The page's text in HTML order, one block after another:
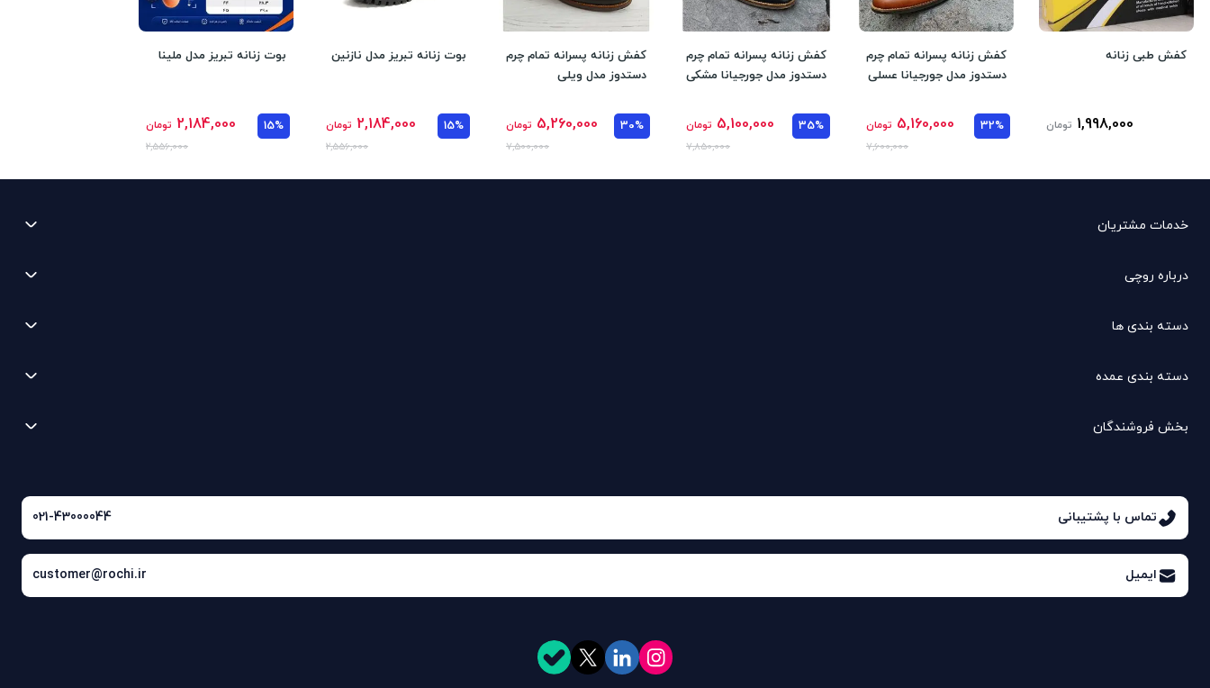
کفش طبی زنانه
1,998,000 تومان
کفش زنانه پسرانه تمام چرم
دستدوز مدل جورجیانا عسلی
32%
5,160,000 تومان
7,600,000
کفش زنانه پسرانه تمام چرم
دستدوز مدل جورجیانا مشکی
35%
5,100,000 تومان
7,850,000
کفش زنانه پسرانه تمام چرم
دستدوز مدل ویلی
30%
5,260,000 تومان
7,500,000
بوت زنانه تبریز مدل نازنین
15%
2,184,000 تومان
2,556,000
بوت زنانه تبریز مدل ملینا
15%
2,184,000 تومان
2,556,000
خدمات مشتریان
درباره روچی
دسته بندی ها
دسته بندی عمده
بخش فروشندگان
تماس با پشتیبانی 021-43000044
ایمیل customer@rochi.ir